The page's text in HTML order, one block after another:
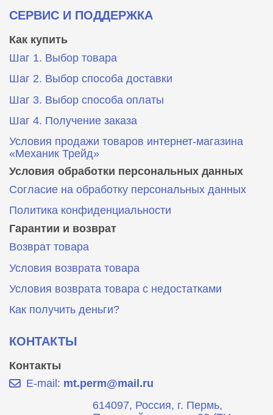
СЕРВИС И ПОДДЕРЖКА
Как купить
Шаг 1. Выбор товара
Шаг 2. Выбор способа доставки
Шаг 3. Выбор способа оплаты
Шаг 4. Получение заказа
Условия продажи товаров интернет-магазина
«Механик Трейд»
Условия обработки персональных данных
Согласие на обработку персональных данных
Политика конфиденциальности
Гарантии и возврат
Возврат товара
Условия возврата товара
Условия возврата товара с недостатками
Как получить деньги?
КОНТАКТЫ
Контакты
E-mail: mt.perm@mail.ru
614097, Россия, г. Пермь,